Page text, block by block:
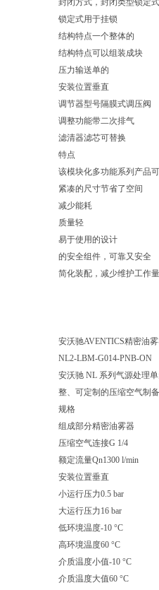
封闭方式，封闭类型锁定式
锁定式用于挂锁
结构特点一个整体的
结构特点可以组装成块
压力输送单的
安装位置垂直
调节器型号隔膜式调压阀
调整功能带二次排气
滤清器滤芯可替换
特点
该模块化多功能系列产品
紧凑的尺寸节省了空间
减少能耗
质量轻
易于使用的设计
的安全组件，可靠又安全
简化装配，减少维护工作量
安沃驰AVENTICS精密油
NL2-LBM-G014-PNB-ON
安沃驰 NL 系列气源处理
整、可定制的压缩空气制
规格
组成部分精密油雾器
压缩空气连接G 1/4
额定流量Qn1300 l/min
安装位置垂直
小运行压力0.5 bar
大运行压力16 bar
低环境温度-10 °C
高环境温度60 °C
介质温度小值-10 °C
介质温度大值60 °C